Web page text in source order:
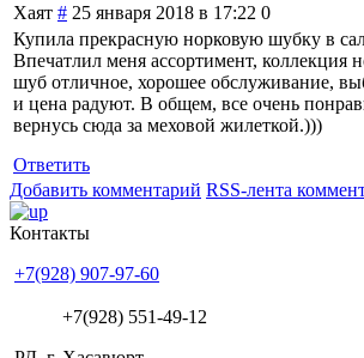
Хаят # 25 января 2018 в 17:22 0
Купила прекрасную норковую шубку в
Впечатлил меня ассортимент, коллекция
шуб отличное, хорошее обслуживание,
и цена радуют. В общем, все очень
вернусь сюда за меховой жилеткой.)))
Ответить
Добавить комментарий RSS-лента
Контакты
+7(928) 907-97-60
+7(928) 551-49-12